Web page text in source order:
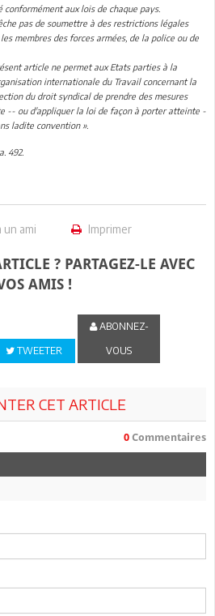
conformément aux lois de chaque pays.
pas de soumettre à des restrictions légales
membres des forces armées, de la police ou de
article ne permet aux Etats parties à la
internationale du Travail concernant la
du droit syndical de prendre des mesures
-- ou d'appliquer la loi de façon à porter atteinte -
ladite convention ».
492.
un ami Imprimer
? PARTAGEZ-LE AVEC
AMIS !
TWEETER
ABONNEZ-
VOUS
CET ARTICLE
0 Commentaires